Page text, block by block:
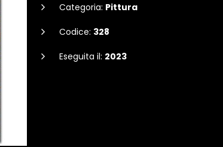
Categoria: Pittura
Codice: 328
Eseguita il: 2023